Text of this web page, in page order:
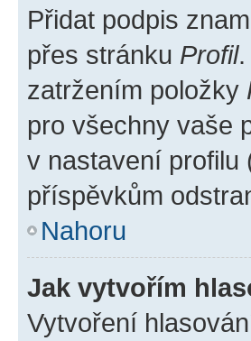
Přidat podpis
přes stránku Profil.
zatržením položky
pro všechny vaše
v nastavení profilu
příspěvkům
Nahoru
Jak vytvořím
Vytvoření